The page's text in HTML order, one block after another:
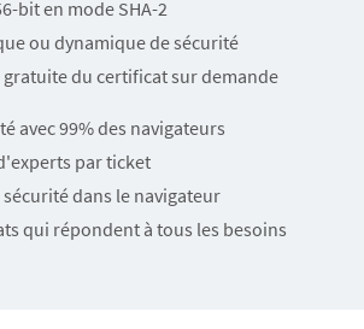
bit en mode SHA-2
ou dynamique de sécurité
gratuite du certificat sur demande
avec 99% des navigateurs
par ticket
sécurité dans le navigateur
qui répondent à tous les besoins